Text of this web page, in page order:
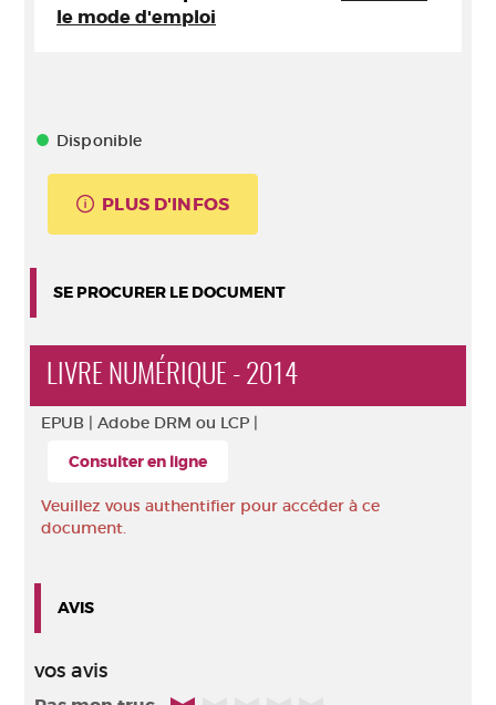
le mode d'emploi
Disponible
PLUS D'INFOS
SE PROCURER LE DOCUMENT
LIVRE NUMÉRIQUE - 2014
EPUB | Adobe DRM ou LCP |
Consulter en ligne
Veuillez vous authentifier pour accéder à ce
document.
AVIS
vos avis